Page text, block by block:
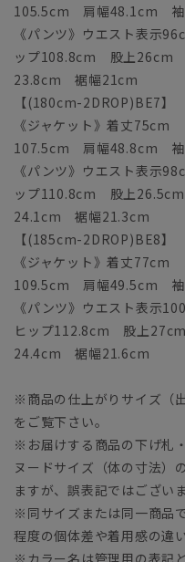
105.5cm 肩幅48.1cm 袖
《パンツ》ウエスト表示
ップ108.8cm 股上26cm
23.8cm 裾幅21cm
【(180cm-2DROP)BE7】
《ジャケット》着丈
107.5cm 肩幅48.8cm 袖
《パンツ》ウエスト表示
ップ110.8cm 股上
24.1cm 裾幅21.3cm
【(185cm-2DROP)BE8】
《ジャケット》着丈
109.5cm 肩幅49.5cm 袖
《パンツ》ウエスト表示
ヒップ112.8cm 股上
24.4cm 裾幅21.6cm
※商品の仕上がりサイズ（
をご覧下さい。
※お届けする商品の下げ札
ヌードサイズ（体の寸法）
ますが、誤表記ではござい
※同サイズまたは同一商品
程度の個体差や着用感の違
※カラー名は管理用の表記